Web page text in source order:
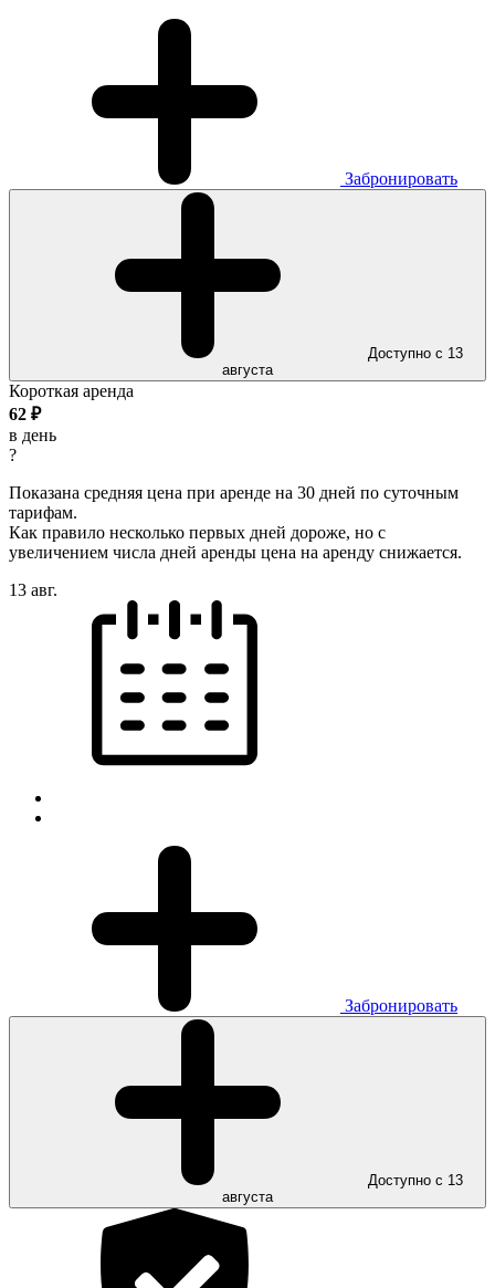
Забронировать
Доступно с 13
августа
Короткая аренда
62 ₽
в день
?
Показана средняя цена при аренде на 30 дней по суточным
тарифам.
Как правило несколько первых дней дороже, но с
увеличением числа дней аренды цена на аренду снижается.
13 авг.
Забронировать
Доступно с 13
августа